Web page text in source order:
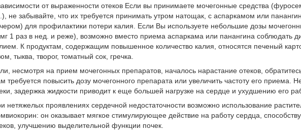
от выраженности отеков Если вы принимаете мочегонные средства
не забывайте, что их требуется принимать утром натощак, с аспаркамом или
для профилактики потери калия. Если Вы используете небольшие дозы
1 раз в нед. и реже), возможно вместо приема аспаркама или панангина соблюдать
К продуктам, содержащим повышенное количество калия, относятся печеный
тыква, творог, томатный сок, гречка.
несмотря на прием мочегонных препаратов, началось нарастание отеков,
требуется повысить дозу мочегонного препарата или увеличить частоту его приема.
задержка жидкости приводит к еще большей нагрузке на сердце и ухудшению его
нетяжелых проявлениях сердечной недостаточности возможно использование
он оказывает мягкое стимулирующее действие на работу сердца,
улучшению выделительной функции почек.